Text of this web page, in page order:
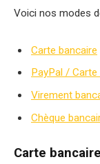
Voici nos modes
Carte bancaire
PayPal / Carte
Virement
Chèque
Carte bancaire